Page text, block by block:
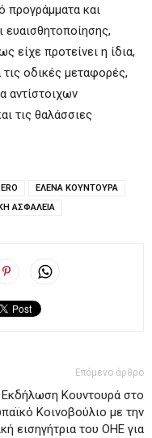
προγράμματα και
ευαισθητοποίησης,
είχε προτείνει η ίδια,
οδικές μεταφορές,
αντίστοιχων
τις θαλάσσιες
ΕΛΕΝΑ ΚΟΥΝΤΟΥΡΑ
ΑΣΦΑΛΕΙΑ
Επόμενο άρθρο
Εκδήλωση Κουντουρά στο
Κοινοβούλιο με την
εισηγήτρια του ΟΗΕ για